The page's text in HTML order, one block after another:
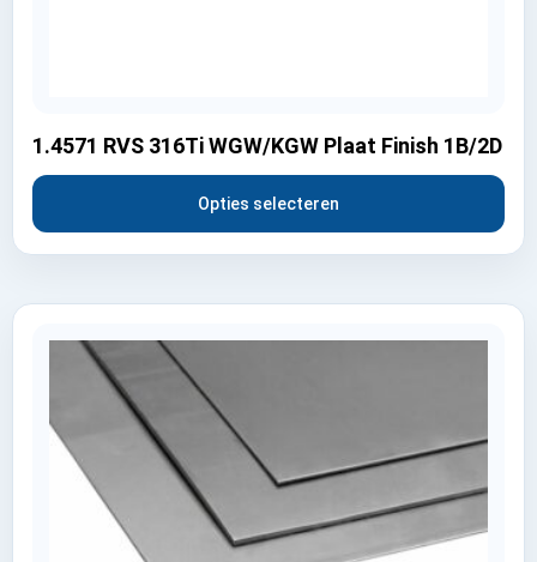
1.4571 RVS 316Ti WGW/KGW Plaat Finish 1B/2D
Opties selecteren